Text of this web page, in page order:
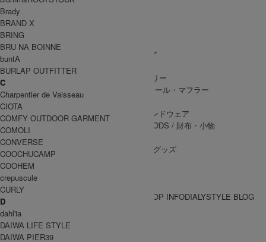
GOODS
GOODS ALL ITEM
/ 帽子・ヘッドウェア
BAG
ACCESSARY
/ アクセサリー
/ ストール・マフラー
LEG WEAR
HAND WEAR
/ 手袋・ハンドウェア
WALLET&GENERAL GOODS / 財布・小物
/ その他グッズ
BRAND一覧
BRAND一覧
SHOP INFODIALYSTYLE BLOG
Brady
BRAND X
BRING
BRU NA BOINNE
buntA
BURLAP OUTFITTER
C
Charpentier de Vaisseau
CIOTA
COMFY OUTDOOR GARMENT
COMOLI
CONVERSE
COOCHUCAMP
COOHEM
crepuscule
CURLY
D
dahl'ia
DAIWA LIFE STYLE
DAIWA PIER39